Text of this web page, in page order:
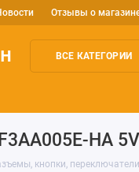
Отзывы о
ВСЕ КАТЕГОРИИ
HA
кнопки, переключатели